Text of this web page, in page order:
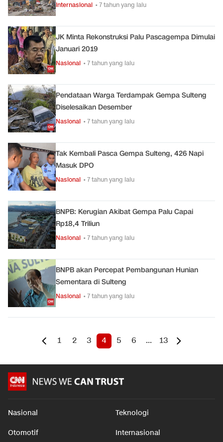
Internasional • 7 tahun yang lalu
JK Minta Rekonstruksi Palu Pascagempa Dimulai
Januari 2019
Nasional • 7 tahun yang lalu
Pendataan Warga Terdampak Gempa Sulteng
Diselesaikan Desember
Nasional • 7 tahun yang lalu
Tak Kembali Pasca Gempa Sulteng, 426 Napi
Masuk DPO
Nasional • 7 tahun yang lalu
BNPB: Kerugian Akibat Gempa Palu Capai
Rp18,4 Triliun
Nasional • 7 tahun yang lalu
BNPB akan Percepat Pembangunan Hunian
Sementara di Sulteng
Nasional • 7 tahun yang lalu
1 2 3 4 5 6 ... 13
Nasional Teknologi
Otomotif Internasional